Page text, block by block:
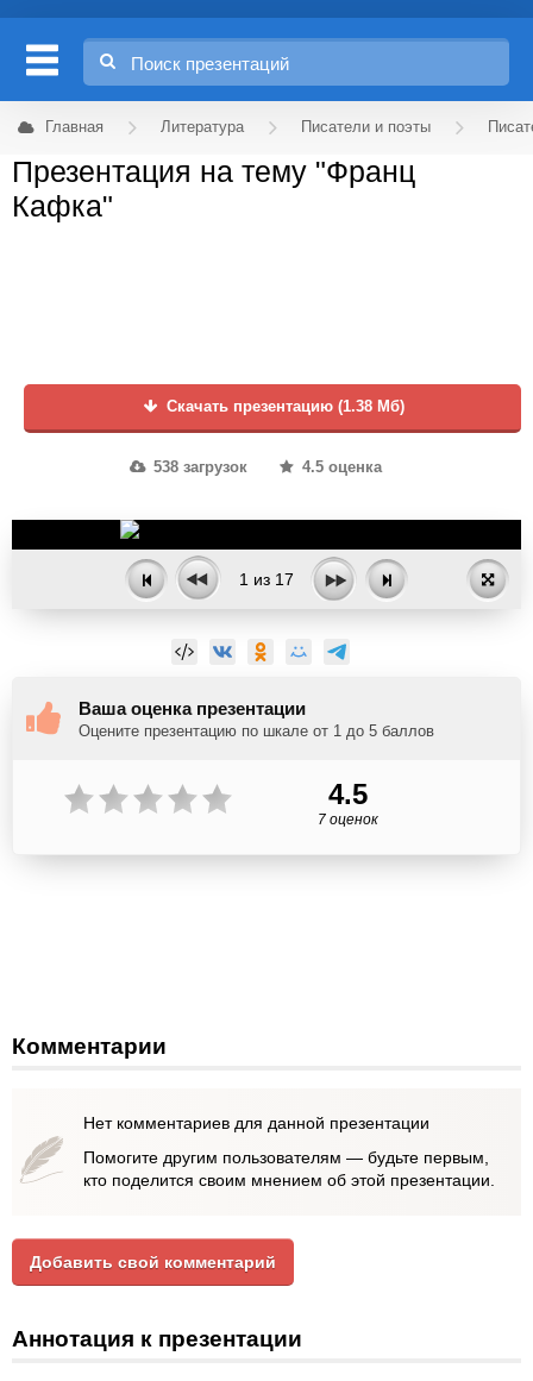
Главная Литература Писатели и поэты
Презентация на тему "Франц
Кафка"
Скачать презентацию (1.38 Мб)
538 загрузок 4.5 оценка
1 из 17
Ваша оценка презентации
Оцените презентацию по шкале от 1 до 5 баллов
4.5
7 оценок
Комментарии
Нет комментариев для данной презентации
Помогите другим пользователям — будьте первым,
кто поделится своим мнением об этой презентации.
Добавить свой комментарий
Аннотация к презентации